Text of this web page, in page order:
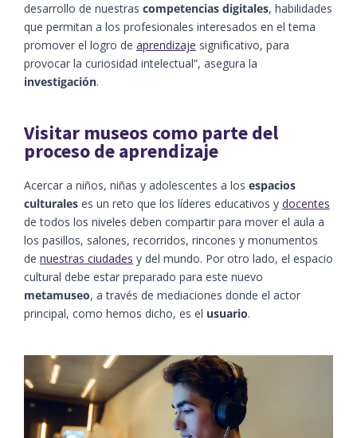
desarrollo de nuestras competencias digitales, habilidades
que permitan a los profesionales interesados ​​en el tema
promover el logro de aprendizaje significativo, para
provocar la curiosidad intelectual”, asegura la
investigación.
Visitar museos como parte del
proceso de aprendizaje
Acercar a niños, niñas y adolescentes a los espacios
culturales es un reto que los líderes educativos y docentes
de todos los niveles deben compartir para mover el aula a
los pasillos, salones, recorridos, rincones y monumentos
de nuestras ciudades y del mundo. Por otro lado, el espacio
cultural debe estar preparado para este nuevo
metamuseo, a través de mediaciones donde el actor
principal, como hemos dicho, es el usuario.